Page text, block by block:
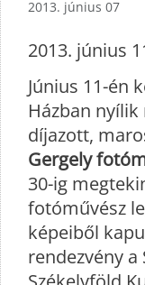
2013. június 07
2013. június
Június 11-én
Házban
díjazott,
Gergely
30-ig
fotóművész
képeiből
rendezvény a